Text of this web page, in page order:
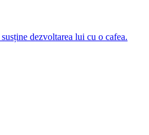
dezvoltarea lui cu o cafea.